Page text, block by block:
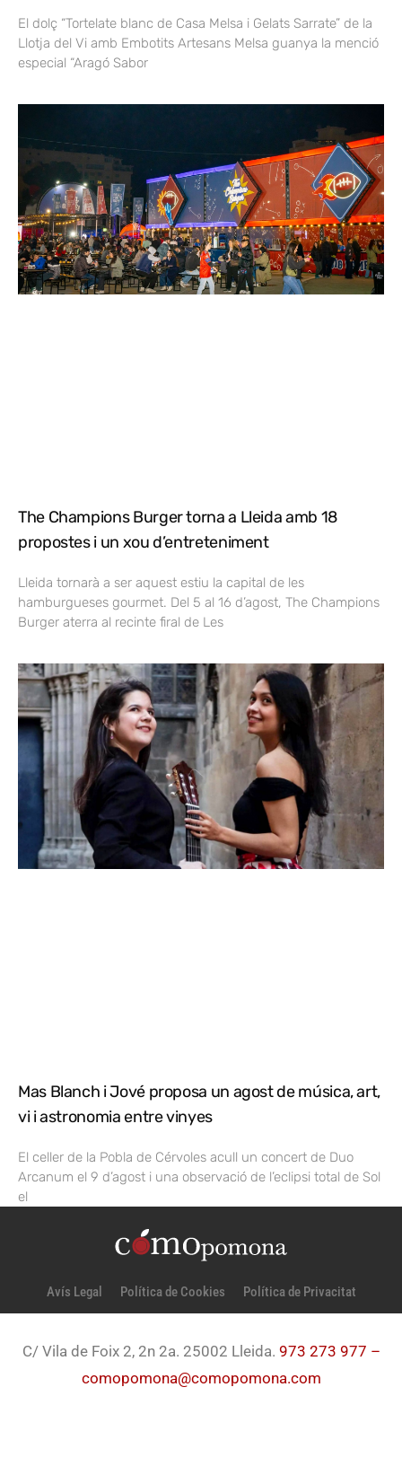
El dolç “Tortelate blanc de Casa Melsa i Gelats Sarrate” de la
Llotja del Vi amb Embotits Artesans Melsa guanya la menció
especial “Aragó Sabor
The Champions Burger torna a Lleida amb 18
propostes i un xou d’entreteniment
Lleida tornarà a ser aquest estiu la capital de les
hamburgueses gourmet. Del 5 al 16 d’agost, The Champions
Burger aterra al recinte firal de Les
Mas Blanch i Jové proposa un agost de música, art,
vi i astronomia entre vinyes
El celler de la Pobla de Cérvoles acull un concert de Duo
Arcanum el 9 d’agost i una observació de l’eclipsi total de Sol
el
Avís Legal Política de Cookies Política de Privacitat
C/ Vila de Foix 2, 2n 2a. 25002 Lleida. 973 273 977 –
comopomona@comopomona.com